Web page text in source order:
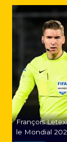
François
le Mondial